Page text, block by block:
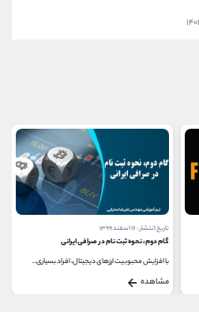
تاریخ انتشار : ۱۶ اسفند ۱۳۹۹
گام دوم، نحوه ثبت نام در صرافی ایرانی
با افزایش محبوبیت ارزهای دیجیتال، افراد بسیاری...
مشاهده